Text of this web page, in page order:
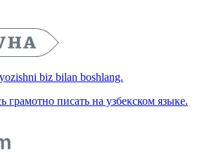
biz bilan boshlang.
грамотно писать на узбекском языке.